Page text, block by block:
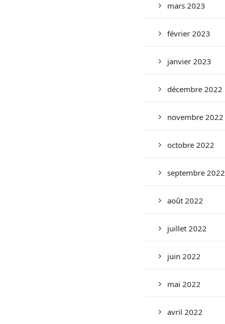
mars 2023
février 2023
janvier 2023
décembre 2022
novembre 2022
octobre 2022
septembre 2022
août 2022
juillet 2022
juin 2022
mai 2022
avril 2022